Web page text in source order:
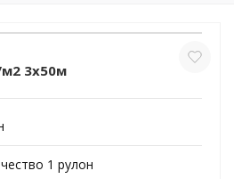
м2 3x50м
1 рулон